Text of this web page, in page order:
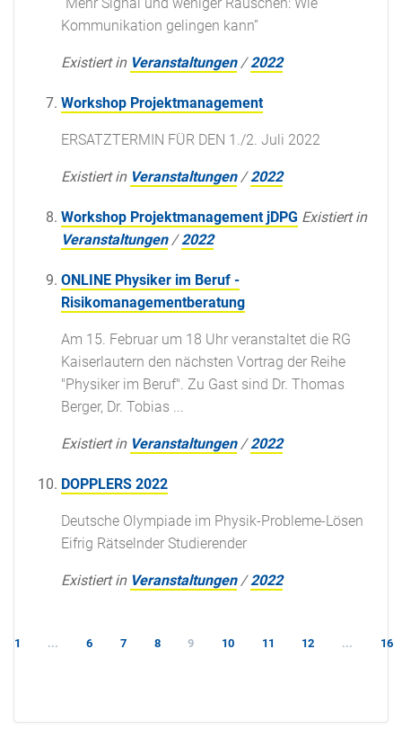
Kommunikation gelingen kann”
Existiert in Veranstaltungen /2022
Workshop Projektmanagement
ERSATZTERMIN FÜR DEN 1./2. Juli 2022
Existiert in Veranstaltungen /2022
Workshop Projektmanagement jDPG Existiert in
Veranstaltungen /2022
ONLINE Physiker im Beruf -
Risikomanagementberatung
Am 15. Februar um 18 Uhr veranstaltet die RG
Kaiserlautern den nächsten Vortrag der Reihe
"Physiker im Beruf". Zu Gast sind Dr. Thomas
Berger, Dr. Tobias ...
Existiert in Veranstaltungen /2022
DOPPLERS 2022
Deutsche Olympiade im Physik-Probleme-Lösen
Eifrig Rätselnder Studierender
Existiert in Veranstaltungen /2022
1 ... 6 7 8 9 10 11 12 ... 16